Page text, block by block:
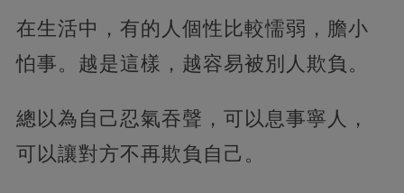
在生活中，有的人個性比較懦弱，膽小
怕事。越是這樣，越容易被別人欺負。
總以為自己忍氣吞聲，可以息事寧人，
可以讓對方不再欺負自己。